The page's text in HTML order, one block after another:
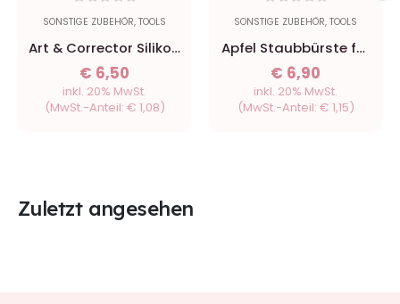
SONSTIGE ZUBEHÖR, TOOLS
Art & Corrector Silikon
Pen
€ 6,50
inkl. 20% MwSt.
(MwSt.-Anteil: € 1,08)
SONSTIGE ZUBEHÖR, TOOLS
Apfel Staubbürste für
die Nägel
€ 6,90
inkl. 20% MwSt.
(MwSt.-Anteil: € 1,15)
Zuletzt angesehen